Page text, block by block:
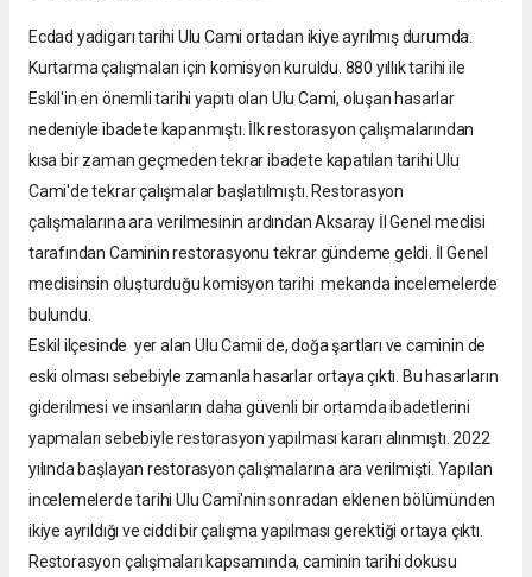
Ecdad yadigarı tarihi Ulu Cami ortadan ikiye ayrılmış durumda.
Kurtarma çalışmaları için komisyon kuruldu. 880 yıllık tarihi ile
Eskil'in en önemli tarihi yapıtı olan Ulu Cami, oluşan hasarlar
nedeniyle ibadete kapanmıştı. İlk restorasyon çalışmalarından
kısa bir zaman geçmeden tekrar ibadete kapatılan tarihi Ulu
Cami'de tekrar çalışmalar başlatılmıştı. Restorasyon
çalışmalarına ara verilmesinin ardından Aksaray İl Genel meclisi
tarafından Caminin restorasyonu tekrar gündeme geldi. İl Genel
meclisinsin oluşturduğu komisyon tarihi mekanda incelemelerde
bulundu.
Eskil ilçesinde yer alan Ulu Camii de, doğa şartları ve caminin de
eski olması sebebiyle zamanla hasarlar ortaya çıktı. Bu hasarların
giderilmesi ve insanların daha güvenli bir ortamda ibadetlerini
yapmaları sebebiyle restorasyon yapılması kararı alınmıştı. 2022
yılında başlayan restorasyon çalışmalarına ara verilmişti. Yapılan
incelemelerde tarihi Ulu Cami'nin sonradan eklenen bölümünden
ikiye ayrıldığı ve ciddi bir çalışma yapılması gerektiği ortaya çıktı.
Restorasyon çalışmaları kapsamında, caminin tarihi dokusu